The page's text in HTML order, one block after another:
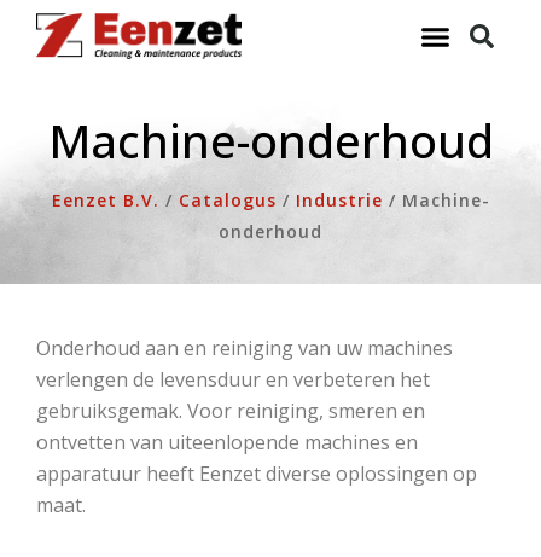
naar
Machine-onderhoud
Eenzet B.V. / Catalogus / Industrie / Machine-
onderhoud
Onderhoud aan en reiniging van uw machines
verlengen de levensduur en verbeteren het
gebruiksgemak. Voor reiniging, smeren en
ontvetten van uiteenlopende machines en
apparatuur heeft Eenzet diverse oplossingen op
maat.